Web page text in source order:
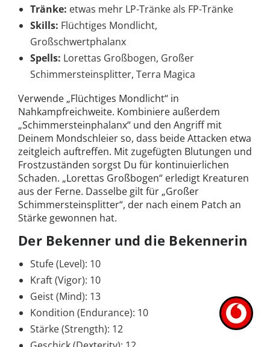
Tränke: etwas mehr LP-Tränke als FP-Tränke
Skills: Flüchtiges Mondlicht,
Großschwertphalanx
Spells: Lorettas Großbogen, Großer
Schimmersteinsplitter, Terra Magica
Verwende „Flüchtiges Mondlicht“ in
Nahkampfreichweite. Kombiniere außerdem
„Schimmersteinphalanx“ und den Angriff mit
Deinem Mondschleier so, dass beide Attacken etwa
zeitgleich auftreffen. Mit zugefügten Blutungen und
Frostzuständen sorgst Du für kontinuierlichen
Schaden. „Lorettas Großbogen“ erledigt Kreaturen
aus der Ferne. Dasselbe gilt für „Großer
Schimmersteinsplitter“, der nach einem Patch an
Stärke gewonnen hat.
Der Bekenner und die Bekennerin
Stufe (Level): 10
Kraft (Vigor): 10
Geist (Mind): 13
Kondition (Endurance): 10
Stärke (Strength): 12